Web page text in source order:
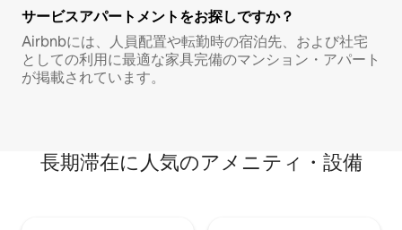
サービスアパートメントをお探しですか？
Airbnbには、人員配置や転勤時の宿泊先、および社宅
としての利用に最適な家具完備のマンション・アパート
が掲載されています。
長期滞在に人気のアメニティ・設備